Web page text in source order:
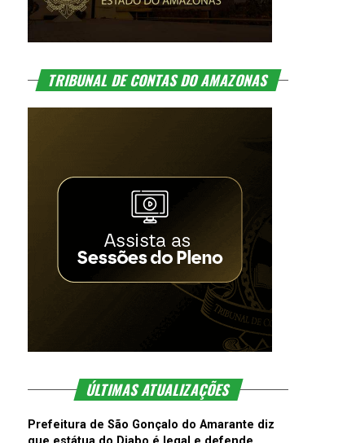
TRIBUNAL DE CONTAS DO AMAZONAS
ÚLTIMAS ATUALIZAÇÕES
Prefeitura de São Gonçalo do Amarante diz